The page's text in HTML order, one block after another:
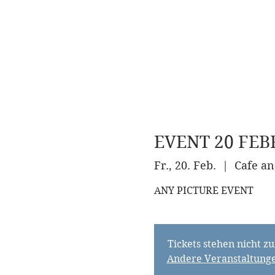
HOME ABOUT
EVENT 20
Fr., 20. Feb.
  |
Cafe
ANY PICTURE EVENT
Tickets stehen nicht
Andere